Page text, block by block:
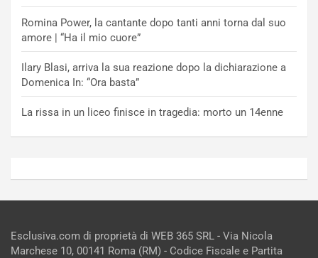
Romina Power, la cantante dopo tanti anni torna dal suo
amore | “Ha il mio cuore”
Ilary Blasi, arriva la sua reazione dopo la dichiarazione a
Domenica In: “Ora basta”
La rissa in un liceo finisce in tragedia: morto un 14enne
Esclusiva.com di proprietà di WEB 365 SRL - Via Nicola
Marchese 10, 00141 Roma (RM) - Codice Fiscale e Partita